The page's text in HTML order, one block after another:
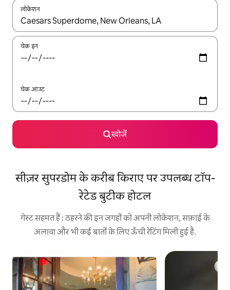
लोकेशन
नतीजों के उपलब्ध होने पर, अप और डाउन 'ऐरो की' का इस्तेमाल करके नेविगेट
चेक इन
चेक आउट
खोजें
सीज़र सुपरडोम के करीब किराए पर उपलब्ध टॉप-
रेटेड बुटीक होटल
गेस्ट सहमत हैं : ठहरने की इन जगहों को अपनी लोकेशन, सफ़ाई के
अलावा और भी कई बातों के लिए ऊँची रेटिंग मिली हुई है.